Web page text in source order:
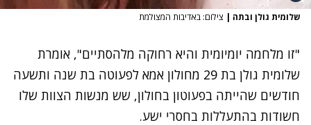
שלומית גולן ובתה | צילום: באדיבות המצולמת
"זו מלחמה יומיומית והיא רחוקה מלהסתיים", אומרת
שלומית גולן בת 29 מחולון אמא לפעוטה בת שנה ותשעה
חודשים שהייתה בפעוטון בחולון, שש מנשות הצוות שלו
חשודות בהתעללות בחסרי ישע.